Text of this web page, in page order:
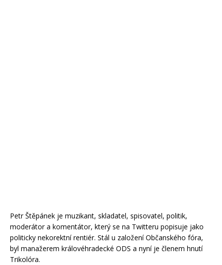
Petr Štěpánek je muzikant, skladatel, spisovatel, politik,
moderátor a komentátor, který se na Twitteru popisuje jako
politicky nekorektní rentiér. Stál u založení Občanského fóra,
byl manažerem královéhradecké ODS a nyní je členem hnutí
Trikolóra.